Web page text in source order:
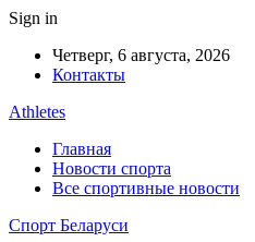
Sign in
Четверг, 6 августа, 2026
Контакты
Athletes
Главная
Новости спорта
Все спортивные новости
Спорт Беларуси